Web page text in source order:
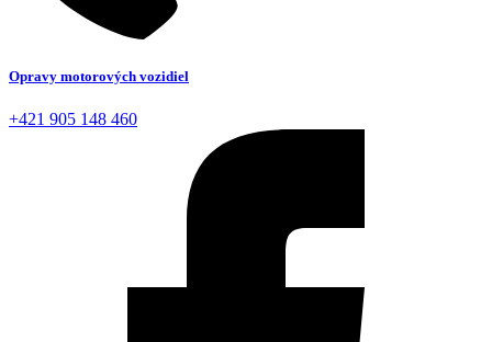
Opravy motorových vozidiel
+421 905 148 460